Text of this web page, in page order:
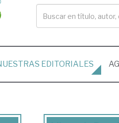
EDITORIALES